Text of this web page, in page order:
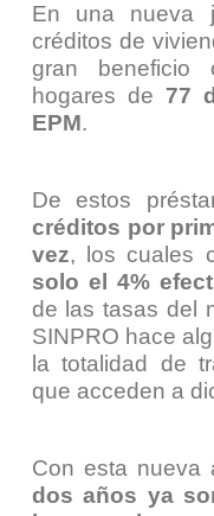
En una nueva
créditos de
gran beneficio
hogares de 77
EPM.
De estos
créditos por
vez, los cuales
solo el 4%
de las tasas del
SINPRO hace
la totalidad de
que acceden a
Con esta nueva
dos años ya